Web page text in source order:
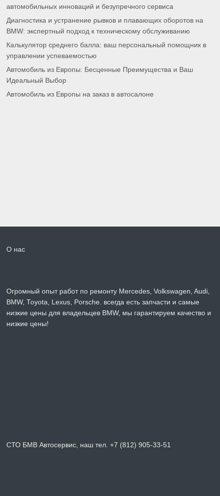
автомобильных инноваций и безупречного сервиса
Диагностика и устранение рывков и плавающих оборотов на
BMW: экспертный подход к техническому обслуживанию
Калькулятор среднего балла: ваш персональный помощник в
управлении успеваемостью
Автомобиль из Европы: Бесценные Преимущества и Ваш
Идеальный Выбор
Автомобиль из Европы на заказ в автосалоне
О нас
Огромный опыт работ по ремонту Mercedes, Volkswagen, Audi,
BMW, Toyota, Lexus, Porsche. всегда есть запчасти и самые
низкие цены для владельцев BMW, мы гарантируем качество и
низкие цены!
СТО БМВ Автосервис, наш тел. +7 (812) 905-33-51